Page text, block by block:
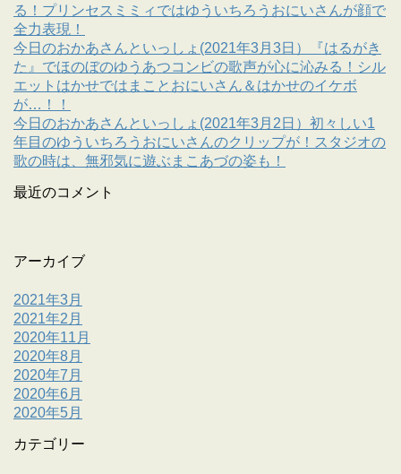
る！プリンセスミミィではゆういちろうおにいさんが顔で
全力表現！
今日のおかあさんといっしょ(2021年3月3日）『はるがき
た』でほのぼのゆうあつコンビの歌声が心に沁みる！シル
エットはかせではまことおにいさん＆はかせのイケボ
が…！！
今日のおかあさんといっしょ(2021年3月2日）初々しい1
年目のゆういちろうおにいさんのクリップが！スタジオの
歌の時は、無邪気に遊ぶまこあづの姿も！
最近のコメント
アーカイブ
2021年3月
2021年2月
2020年11月
2020年8月
2020年7月
2020年6月
2020年5月
カテゴリー